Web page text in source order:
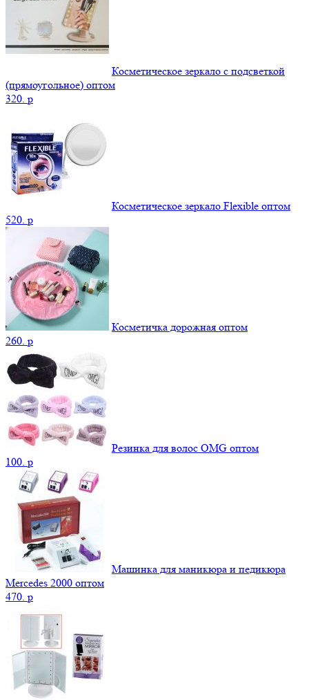
Косметическое зеркало с подсветкой
(прямоугольное) оптом
320. p
Косметическое зеркало Flexible оптом
520. p
Косметичка дорожная оптом
260. p
Резинка для волос OMG оптом
100. p
Машинка для маникюра и педикюра
Mercedes 2000 оптом
470. p